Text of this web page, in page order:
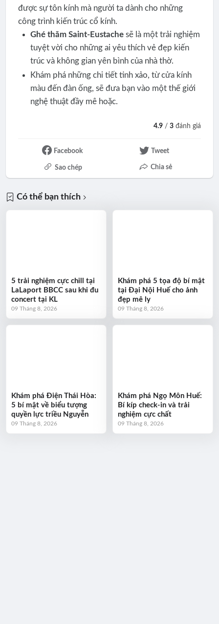
được sự tôn kính mà người ta dành cho những
công trình kiến trúc cổ kính.
Ghé thăm Saint-Eustachesẽ là một trải nghiệm
tuyệt vời cho những ai yêu thích vẻ đẹp kiến
trúc và không gian yên bình của nhà thờ.
Khám phá những chi tiết tinh xảo, từ cửa kính
màu đến đàn ống, sẽ đưa bạn vào một thế giới
nghệ thuật đầy mê hoặc.
4.9 /3 đánh giá
Facebook Tweet
Sao chép Chia sẻ
Có thể bạn thích
5 trải nghiệm cực chill tại
LaLaport BBCC sau khi đu
concert tại KL
09 Tháng 8, 2026
Khám phá 5 tọa độ bí mật
tại Đại Nội Huế cho ảnh
đẹp mê ly
09 Tháng 8, 2026
Khám phá Điện Thái Hòa:
5 bí mật về biểu tượng
quyền lực triều Nguyễn
09 Tháng 8, 2026
Khám phá Ngọ Môn Huế:
Bí kíp check-in và trải
nghiệm cực chất
09 Tháng 8, 2026